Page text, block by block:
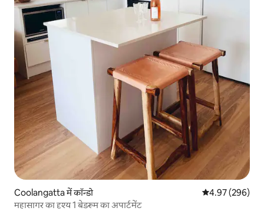
Coolangatta में कॉन्डो औसत रेटिंग 5 में से
4.97 (296)
महासागर का दृश्य 1 बेडरूम का अपार्टमेंट